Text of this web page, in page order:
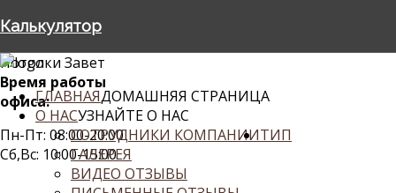
Калькулятор
ГЛАВНАЯДОМАШНЯЯ СТРАНИЦА
О НАСУЗНАЙТЕ О НАС
СОТРУДНИКИ КОМПАНИИ
ГАЛЕРЕЯ
ВИДЕО ОТЗЫВЫ
ТИП
Потолки Завет
Время работы
офиса:
Пн-Пт: 08:00-20:00
Сб,Вс: 10:00-15:00